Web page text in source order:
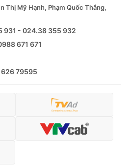
Thị Mỹ Hạnh, Phạm Quốc Thắng,
931 - 024.38 355 932
671 671
79595